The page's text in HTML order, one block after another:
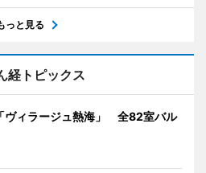
っと見る
経トピックス
ヴィラージュ熱海」 全82室バル